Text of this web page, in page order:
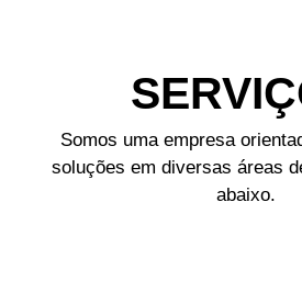
Somos uma empresa
soluções em diversas áreas
abaixo.